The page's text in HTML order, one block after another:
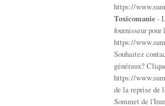
https://
Toxicomanie-
fournisseur
https://
Souhaitez
généraux?
https://
de la reprise de
Sommet de